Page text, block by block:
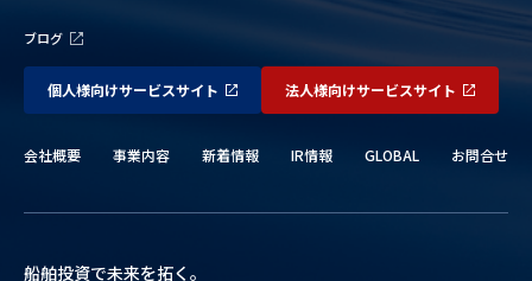
船舶投資で未来を拓く。
ブログ
個人様向けサービスサイト 法人様向けサービスサイト
会社概要 事業内容 新着情報 IR情報 GLOBAL お問合せ